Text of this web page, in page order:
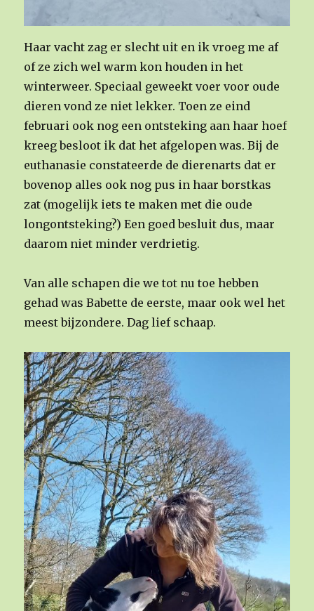
Haar vacht zag er slecht uit en ik vroeg me af
of ze zich wel warm kon houden in het
winterweer. Speciaal geweekt voer voor oude
dieren vond ze niet lekker. Toen ze eind
februari ook nog een ontsteking aan haar hoef
kreeg besloot ik dat het afgelopen was. Bij de
euthanasie constateerde de dierenarts dat er
bovenop alles ook nog pus in haar borstkas
zat (mogelijk iets te maken met die oude
longontsteking?) Een goed besluit dus, maar
daarom niet minder verdrietig.
Van alle schapen die we tot nu toe hebben
gehad was Babette de eerste, maar ook wel het
meest bijzondere. Dag lief schaap.